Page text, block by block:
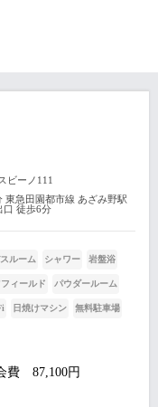
ビーノ111
東急田園都市線 あざみ野駅
口 徒歩6分
ルーム シャワー 岩盤浴
ィールド パウダールーム
日焼けマシン 無料駐車場
費 87,100円